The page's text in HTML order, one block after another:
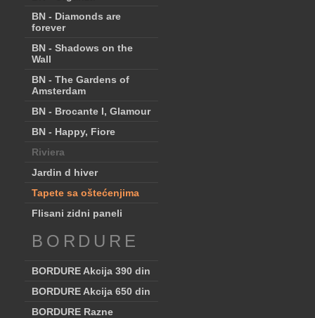
BN - Diamonds are
forever
BN - Shadows on the
Wall
BN - The Gardens of
Amsterdam
BN - Brocante I, Glamour
BN - Happy, Fiore
Riviera
Jardin d hiver
Tapete sa oštećenjima
Flisani zidni paneli
BORDURE
BORDURE Akcija 390 din
BORDURE Akcija 650 din
BORDURE Razne